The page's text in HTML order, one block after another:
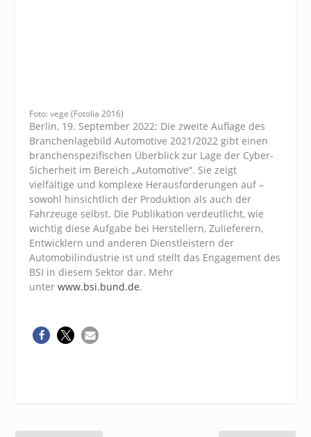
Foto: vege (Fotolia 2016)
Berlin, 19. September 2022: Die zweite Auflage des
Branchenlagebild Automotive 2021/2022 gibt einen
branchenspezifischen Überblick zur Lage der Cyber-
Sicherheit im Bereich „Automotive“. Sie zeigt
vielfältige und komplexe Herausforderungen auf –
sowohl hinsichtlich der Produktion als auch der
Fahrzeuge selbst. Die Publikation verdeutlicht, wie
wichtig diese Aufgabe bei Herstellern, Zulieferern,
Entwicklern und anderen Dienstleistern der
Automobilindustrie ist und stellt das Engagement des
BSI in diesem Sektor dar. Mehr
unterwww.bsi.bund.de.